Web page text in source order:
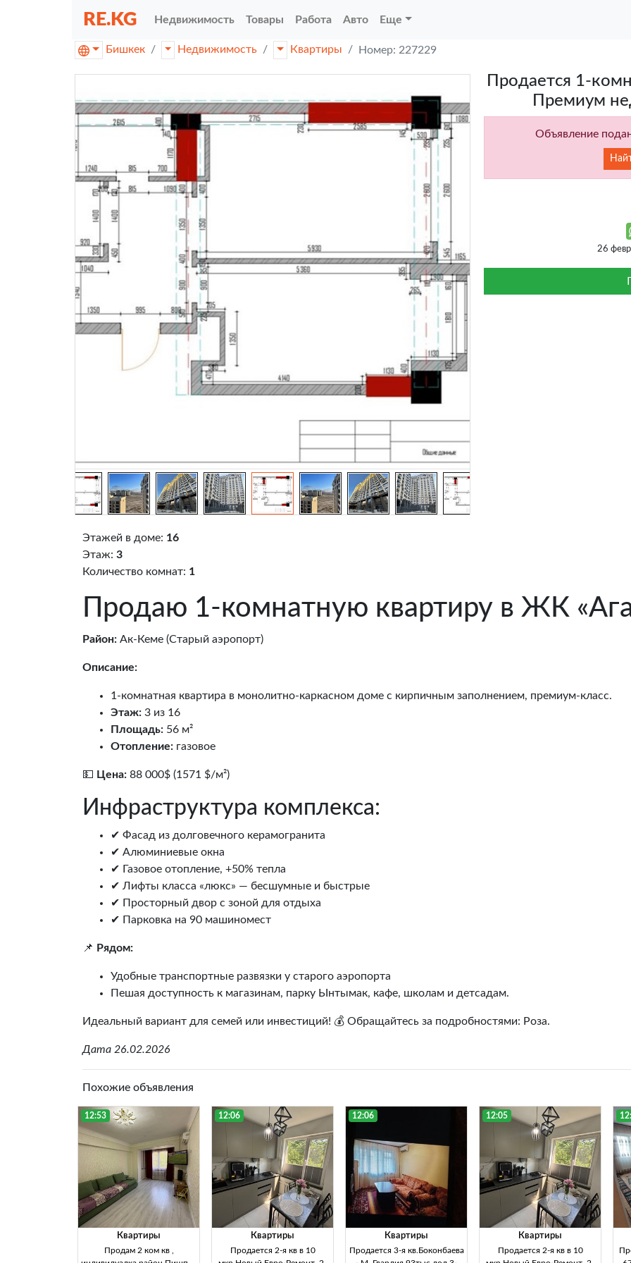
RE.KG Недвижимость Товары Работа Авто Еще
Бишкек Недвижимость Квартиры Номер: 227229
Продается 1-
Премиум
Объявление
26
Этажей в доме: 16
Этаж: 3
Количество комнат: 1
Продаю 1-комнатную квартиру в ЖК
Район: Ак‑Кеме (Старый аэропорт)
Описание:
1-комнатная квартира в монолитно-каркасном доме с кирпичным заполнением, премиум-класс.
Этаж: 3 из 16
Площадь: 56 м²
Отопление: газовое
💵 Цена: 88 000$ (1571 $/м²)
Инфраструктура комплекса:
✔ Фасад из долговечного керамогранита
✔ Алюминиевые окна
✔ Газовое отопление, +50% тепла
✔ Лифты класса «люкс» — бесшумные и быстрые
✔ Просторный двор с зоной для отдыха
✔ Парковка на 90 машиномест
📌 Рядом:
Удобные транспортные развязки у старого аэропорта
Пешая доступность к магазинам, парку Ынтымак, кафе, школам и детсадам.
Идеальный вариант для семей или инвестиций! 💰 Обращайтесь за подробностями: Роза.
Дата 26.02.2026
Похожие объявления
12:53
Квартиры
Продам 2 ком кв ,
12:06
Квартиры
Продается 2-я кв в 10
12:06
Квартиры
Продается 3-я кв.Боконбаева
12:05
Квартиры
Продается 2-я кв в 10